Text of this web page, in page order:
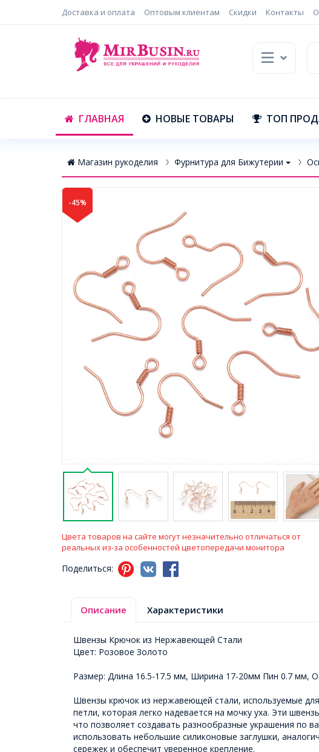
Доставка и оплата Оптовым клиентам Скидки Контакты
ГЛАВНАЯ НОВЫЕ ТОВАРЫ ТОП
Магазин рукоделия Фурнитура для Бижутерии
-45%
Цвета товаров на сайте могут незначительно отличаться от
реальных из-за особенностей цветопередачи монитора
Поделиться:
Описание Характеристики
Швензы Крючок из Нержавеющей Стали
Цвет: Розовое Золото
Размер: Длина 16.5-17.5 мм, Ширина 17-20мм Пин 0.7 мм,
Швензы крючок из нержавеющей стали, используемые
петли, которая легко надевается на мочку уха. Эти
что позволяет создавать разнообразные украшения по
использовать небольшие силиконовые заглушки,
сережек и обеспечит уверенное крепление.